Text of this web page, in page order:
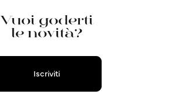
Vuoi goderti
le novità?
Iscriviti